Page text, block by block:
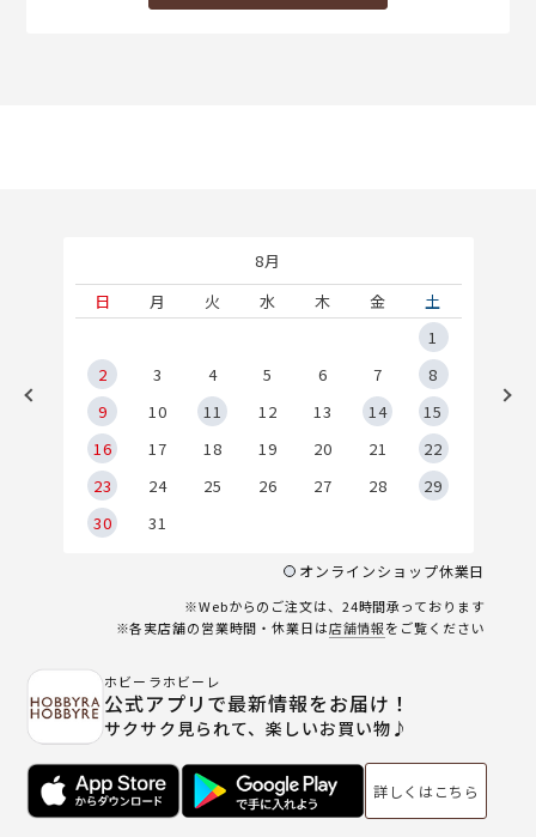
8月
日
月 火 水 木 金
土
1
2
3 4 5 6 7
8
9
10 11 12 13 14
15
16
17 18 19 20 21
22
23
24 25 26 27 28
29
30
31
オンラインショップ休業日
※Webからのご注文は、24時間承っております
※各実店舗の営業時間・休業日は店舗情報をご覧ください
ホビーラホビーレ
公式アプリで最新情報をお届け！
サクサク見られて、楽しいお買い物♪
詳しくはこちら